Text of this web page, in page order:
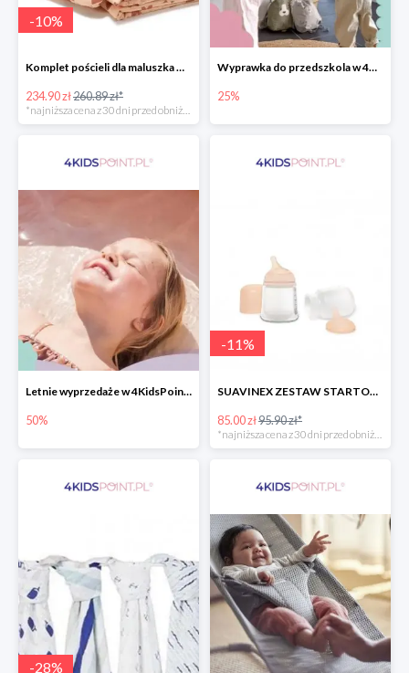
-10%
Komplet pościeli dla maluszka marki La Millou
234.90 zł260.89 zł*
*najniższa cena z 30 dni przed obniżką
Wyprawka do przedszkola w 4KidsPoint do -25%
25%
Letnie wyprzedaże w 4KidsPoint do -50%
50%
-11%
SUAVINEX ZESTAW STARTOWY BUTELKA ZERO ZERO 180 ML
85.00 zł95.90 zł*
-28%